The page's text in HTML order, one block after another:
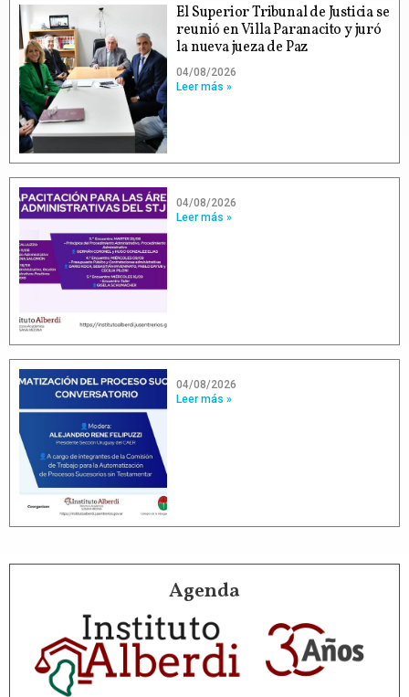
El Superior Tribunal de Justicia se
reunió en Villa Paranacito y juró
la nueva jueza de Paz
04/08/2026
Leer más »
04/08/2026
Leer más »
04/08/2026
Leer más »
Agenda